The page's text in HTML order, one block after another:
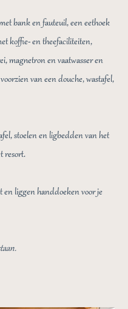
bank en fauteuil, een eethoek
koffie- en theefaciliteiten,
magnetron en vaatwasser en
van een douche, wastafel,
stoelen en ligbedden van het
resort.
en liggen handdoeken voor je